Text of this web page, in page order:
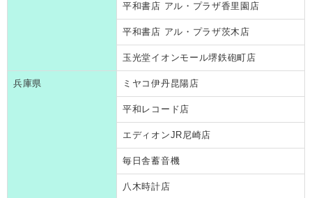
平和書店 アル・プラザ香里園店
平和書店 アル・プラザ茨木店
玉光堂イオンモール堺鉄砲町店
兵庫県 ミヤコ伊丹昆陽店
平和レコード店
エディオンJR尼崎店
毎日舎蓄音機
八木時計店